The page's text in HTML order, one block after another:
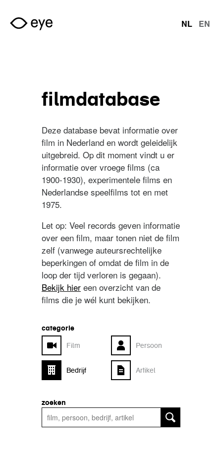
Overslaan en naar de inhoud gaan
talen
NL EN
filmdatabase
Deze database bevat informatie over
film in Nederland en wordt geleidelijk
uitgebreid. Op dit moment vindt u er
informatie over vroege films (ca
1900-1930), experimentele films en
Nederlandse speelfilms tot en met
1975.
Let op: Veel records geven informatie
over een film, maar tonen niet de film
zelf (vanwege auteursrechtelijke
beperkingen of omdat de film in de
loop der tijd verloren is gegaan).
Bekijk hier een overzicht van de
films die je wél kunt bekijken.
categorie
Film
Persoon
Bedrijf Artikel
zoeken